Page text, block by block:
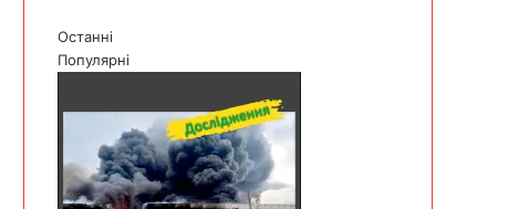
Останні
Популярні